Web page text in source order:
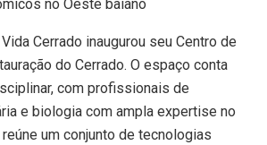
no Oeste baiano
Cerrado inaugurou seu Centro de
do Cerrado. O espaço conta
com profissionais de
e biologia com ampla expertise no
um conjunto de tecnologias